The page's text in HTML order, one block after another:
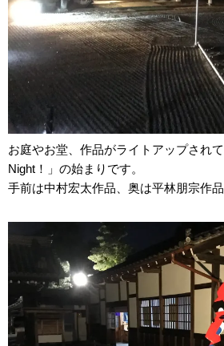
お庭やお堂、作品がライトアップされ
Night！」の始まりです。
手前は中村宏太作品、奥は平林朋宗作品